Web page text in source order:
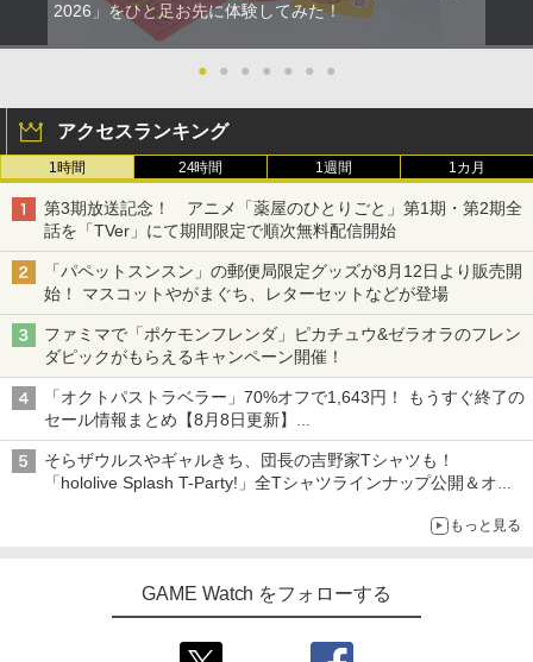
2026」をひと足お先に体験してみた！
● ● ● ● ● ● ●
アクセスランキング
1時間 24時間 1週間 1カ月
第3期放送記念！ アニメ「薬屋のひとりごと」第1期・第2期全
話を「TVer」にて期間限定で順次無料配信開始
「パペットスンスン」の郵便局限定グッズが8月12日より販売開
始！ マスコットやがまぐち、レターセットなどが登場
ファミマで「ポケモンフレンダ」ピカチュウ&ゼラオラのフレン
ダピックがもらえるキャンペーン開催！
「オクトパストラベラー」70%オフで1,643円！ もうすぐ終了の
セール情報まとめ【8月8日更新】
ニンテンドーeショップでは「大神 絶景版」が67%オフで990円
そらザウルスやギャルきち、団長の吉野家Tシャツも！
「hololive Splash T-Party!」全Tシャツラインナップ公開＆オン
もっと見る
GAME Watch をフォローする